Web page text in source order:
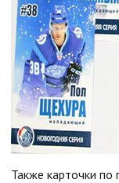
Также карточки по